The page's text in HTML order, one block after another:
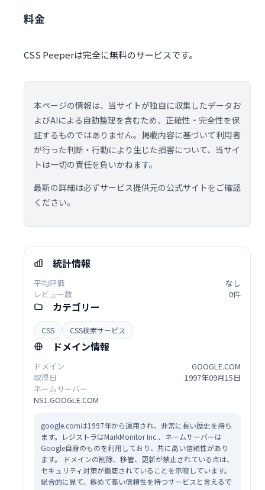
料金
CSS Peeperは完全に無料のサービスです。
本ページの情報は、当サイトが独自に収集したデータお
よびAIによる自動整理を含むため、正確性・完全性を保
証するものではありません。掲載内容に基づいて利用者
が行った判断・行動により生じた損害について、当サイ
トは一切の責任を負いかねます。
最新の詳細は必ずサービス提供元の公式サイトをご確認
ください。
統計情報
平均評価
なし
レビュー数
0件
カテゴリー
CSS CSS検索サービス
ドメイン情報
ドメイン
GOOGLE.COM
取得日
1997年09月15日
ネームサーバー
NS1.GOOGLE.COM
google.comは1997年から運用され、非常に長い歴史を持ち
ます。レジストラはMarkMonitor Inc.、ネームサーバーは
Google自身のものを利用しており、共に高い信頼性があり
ます。 ドメインの削除、移管、更新が禁止されている点は、
セキュリティ対策が徹底されていることを示唆しています。
総合的に見て、極めて高い信頼性を持つサービスと言えるで